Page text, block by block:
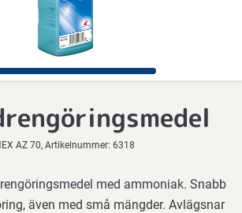
AZ 70 Artikelnummer: 6318
med ammoniak. Snabb
även med små mängder. Avlägsnar